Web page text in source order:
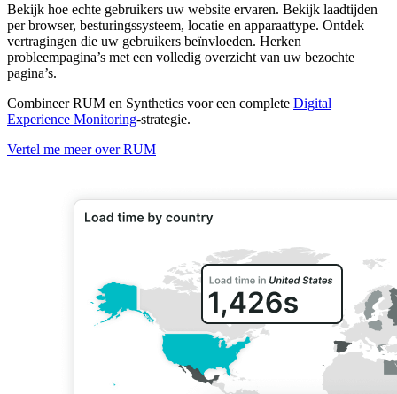
Bekijk hoe echte gebruikers uw website ervaren. Bekijk laadtijden
per browser, besturingssysteem, locatie en apparaattype. Ontdek
vertragingen die uw gebruikers beïnvloeden. Herken
probleempagina’s met een volledig overzicht van uw bezochte
pagina’s.
Combineer RUM en Synthetics voor een complete Digital
Experience Monitoring-strategie.
Vertel me meer over RUM